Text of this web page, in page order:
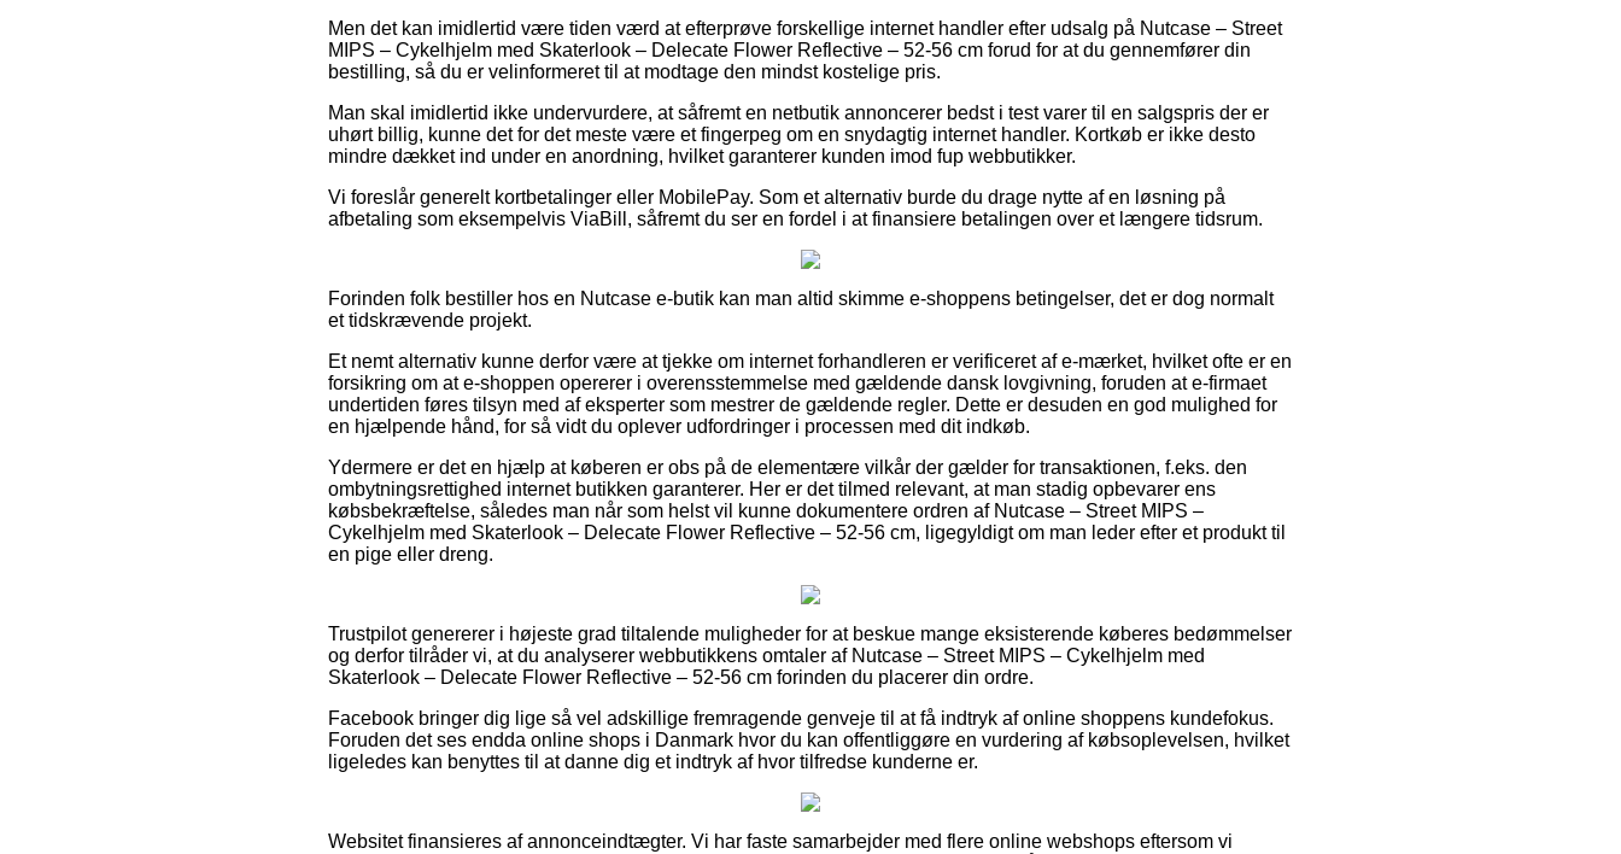
Men det kan imidlertid være tiden værd at efterprøve forskellige internet handler efter udsalg på Nutcase – Street
MIPS – Cykelhjelm med Skaterlook – Delecate Flower Reflective – 52-56 cm forud for at du gennemfører din
bestilling, så du er velinformeret til at modtage den mindst kostelige pris.
Man skal imidlertid ikke undervurdere, at såfremt en netbutik annoncerer bedst i test varer til en salgspris der er
uhørt billig, kunne det for det meste være et fingerpeg om en snydagtig internet handler. Kortkøb er ikke desto
mindre dækket ind under en anordning, hvilket garanterer kunden imod fup webbutikker.
Vi foreslår generelt kortbetalinger eller MobilePay. Som et alternativ burde du drage nytte af en løsning på
afbetaling som eksempelvis ViaBill, såfremt du ser en fordel i at finansiere betalingen over et længere tidsrum.
Forinden folk bestiller hos en Nutcase e-butik kan man altid skimme e-shoppens betingelser, det er dog normalt
et tidskrævende projekt.
Et nemt alternativ kunne derfor være at tjekke om internet forhandleren er verificeret af e-mærket, hvilket ofte er en
forsikring om at e-shoppen opererer i overensstemmelse med gældende dansk lovgivning, foruden at e-firmaet
undertiden føres tilsyn med af eksperter som mestrer de gældende regler. Dette er desuden en god mulighed for
en hjælpende hånd, for så vidt du oplever udfordringer i processen med dit indkøb.
Ydermere er det en hjælp at køberen er obs på de elementære vilkår der gælder for transaktionen, f.eks. den
ombytningsrettighed internet butikken garanterer. Her er det tilmed relevant, at man stadig opbevarer ens
købsbekræftelse, således man når som helst vil kunne dokumentere ordren af Nutcase – Street MIPS –
Cykelhjelm med Skaterlook – Delecate Flower Reflective – 52-56 cm, ligegyldigt om man leder efter et produkt til
en pige eller dreng.
Trustpilot genererer i højeste grad tiltalende muligheder for at beskue mange eksisterende køberes bedømmelser
og derfor tilråder vi, at du analyserer webbutikkens omtaler af Nutcase – Street MIPS – Cykelhjelm med
Skaterlook – Delecate Flower Reflective – 52-56 cm forinden du placerer din ordre.
Facebook bringer dig lige så vel adskillige fremragende genveje til at få indtryk af online shoppens kundefokus.
Foruden det ses endda online shops i Danmark hvor du kan offentliggøre en vurdering af købsoplevelsen, hvilket
ligeledes kan benyttes til at danne dig et indtryk af hvor tilfredse kunderne er.
Websitet finansieres af annonceindtægter. Vi har faste samarbejder med flere online webshops eftersom vi